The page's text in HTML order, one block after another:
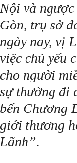
Nội và
Gòn, trụ sở
ngày nay, vị
việc chủ yếu
cho người
sự thường đi
bến Chương
giới thương
Lãnh”.